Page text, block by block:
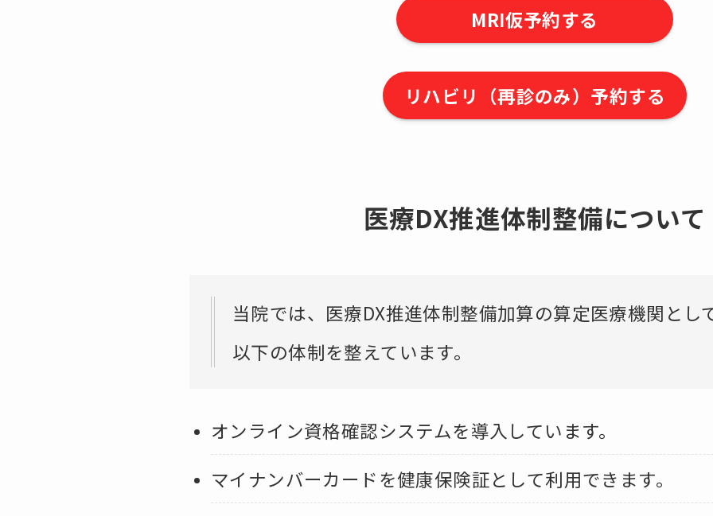
MRI仮予約する
リハビリ（再診のみ）予約する
医療DX推進体制整備について
当院では、医療DX推進体制整備加算の算定医療機関とし
以下の体制を整えています。
オンライン資格確認システムを導入しています。
マイナンバーカードを健康保険証として利用できます。